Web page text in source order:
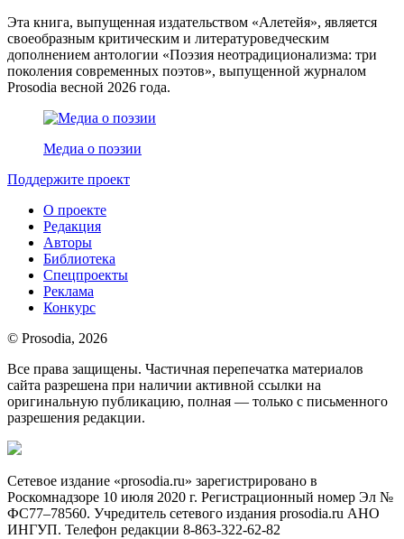
Эта книга, выпущенная издательством «Алетейя», является
своеобразным критическим и литературоведческим
дополнением антологии «Поэзия неотрадиционализма: три
поколения современных поэтов», выпущенной журналом
Prosodia весной 2026 года.
Медиа о поэзии
Поддержите проект
О проекте
Редакция
Авторы
Библиотека
Спецпроекты
Реклама
Конкурс
© Prosodia, 2026
Все права защищены. Частичная перепечатка материалов
сайта разрешена при наличии активной ссылки на
оригинальную публикацию, полная — только с письменного
разрешения редакции.
Сетевое издание «prosodia.ru» зарегистрировано в
Роскомнадзоре 10 июля 2020 г. Регистрационный номер Эл №
ФС77–78560. Учредитель сетевого издания prosodia.ru АНО
ИНГУП. Телефон редакции 8-863-322-62-82